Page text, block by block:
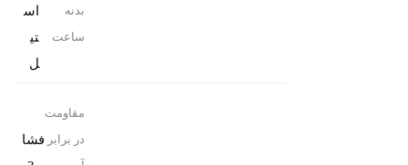
بدنه
ساعت
اس
تی
ل
مقاومت
در برابر فشا